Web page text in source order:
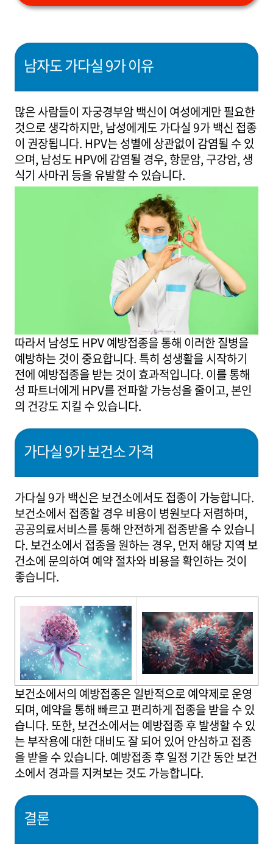
남자도 가다실 9가 이유
많은 사람들이 자궁경부암 백신이 여성에게만 필요한
것으로 생각하지만, 남성에게도 가다실 9가 백신 접종
이 권장됩니다. HPV는 성별에 상관없이 감염될 수 있
으며, 남성도 HPV에 감염될 경우, 항문암, 구강암, 생
식기 사마귀 등을 유발할 수 있습니다.
따라서 남성도 HPV 예방접종을 통해 이러한 질병을
예방하는 것이 중요합니다. 특히 성생활을 시작하기
전에 예방접종을 받는 것이 효과적입니다. 이를 통해
성 파트너에게 HPV를 전파할 가능성을 줄이고, 본인
의 건강도 지킬 수 있습니다.
가다실 9가 보건소 가격
가다실 9가 백신은 보건소에서도 접종이 가능합니다.
보건소에서 접종할 경우 비용이 병원보다 저렴하며,
공공의료서비스를 통해 안전하게 접종받을 수 있습니
다. 보건소에서 접종을 원하는 경우, 먼저 해당 지역 보
건소에 문의하여 예약 절차와 비용을 확인하는 것이
좋습니다.
보건소에서의 예방접종은 일반적으로 예약제로 운영
되며, 예약을 통해 빠르고 편리하게 접종을 받을 수 있
습니다. 또한, 보건소에서는 예방접종 후 발생할 수 있
는 부작용에 대한 대비도 잘 되어 있어 안심하고 접종
을 받을 수 있습니다. 예방접종 후 일정 기간 동안 보건
소에서 경과를 지켜보는 것도 가능합니다.
결론